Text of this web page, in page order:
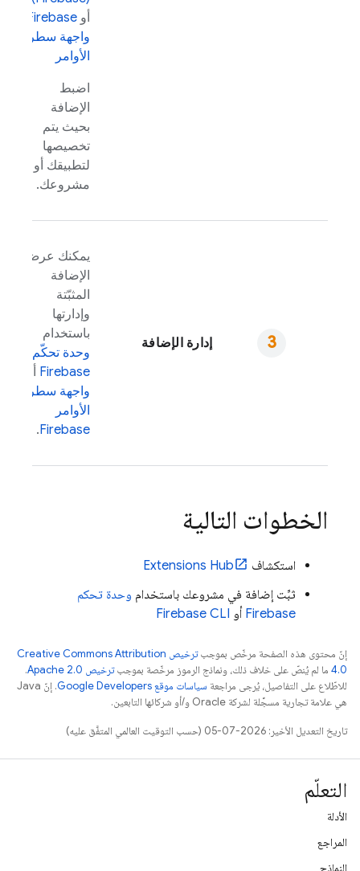
أو Firebase
واجهة سطر
الأوامر
اضبط
الإضافة
بحيث يتم
تخصيصها
لتطبيقك أو
مشروعك.
إدارة الإضافة
يمكنك عرض
الإضافة
المثبّتة
وإدارتها
باستخدام
وحدة تحكّم
Firebase أو
واجهة سطر
الأوامر
Firebase
.
الخطوات التالية
استكشاف Extensions Hub
ثبِّت إضافة في مشروعك باستخدام وحدة تحكم
Firebase أو Firebase CLI
إنّ محتوى هذه الصفحة مرخّص بموجب
ترخيص Creative Commons Attribution
4.0‏ ما لم يُنصّ على خلاف ذلك، ونماذج الرموز مرخّصة بموجبترخيص Apache 2.0‏
.
للاطّلاع على التفاصيل، يُرجى مراجعة سياسات موقع Google Developers‏
. إنّ Java
هي علامة تجارية مسجَّلة لشركة Oracle و/أو شركائها التابعين.
تاريخ التعديل الأخير: 2026-07-05 (حسب التوقيت العالمي المتفَّق عليه)
التعلّم
الأدلة
المراجع
النماذج